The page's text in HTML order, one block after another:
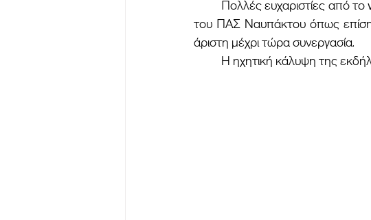
του ΠΑΣ Ναυπάκτου όπως
άριστη μέχρι τώρα συνεργασία.
Η ηχητική κάλυψη της